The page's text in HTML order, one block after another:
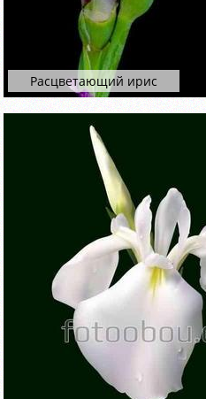
Расцветающий ирис